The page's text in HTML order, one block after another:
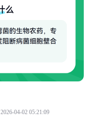
2026-04-02 05:21:09